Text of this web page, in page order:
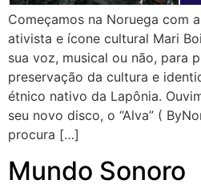
Começamos na Noruega com
ativista e ícone cultural Mari
sua voz, musical ou não, para
preservação da cultura e
étnico nativo da Lapônia.
seu novo disco, o “Alva” (
procura […]
Mundo Sonoro